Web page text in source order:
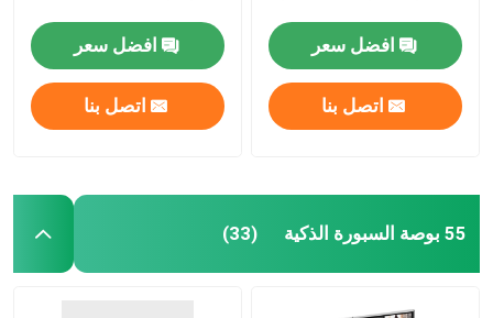
افضل سعر
اتصل بنا
افضل سعر
اتصل بنا
55 بوصة السبورة الذكية (33)